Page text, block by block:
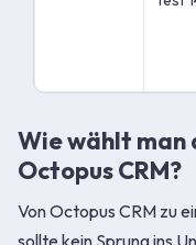
Wie wählt
Octopus CRM?
Von Octopus CRM zu
sollte kein Sprung ins